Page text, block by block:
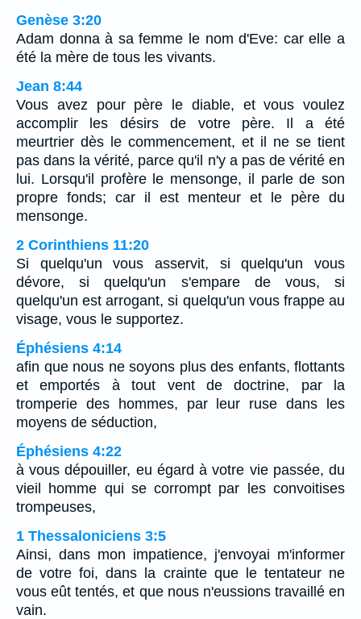
Genèse 3:20
Adam donna à sa femme le nom d'Eve: car elle a
été la mère de tous les vivants.
Jean 8:44
Vous avez pour père le diable, et vous voulez
accomplir les désirs de votre père. Il a été
meurtrier dès le commencement, et il ne se tient
pas dans la vérité, parce qu'il n'y a pas de vérité en
lui. Lorsqu'il profère le mensonge, il parle de son
propre fonds; car il est menteur et le père du
mensonge.
2 Corinthiens 11:20
Si quelqu'un vous asservit, si quelqu'un vous
dévore, si quelqu'un s'empare de vous, si
quelqu'un est arrogant, si quelqu'un vous frappe au
visage, vous le supportez.
Éphésiens 4:14
afin que nous ne soyons plus des enfants, flottants
et emportés à tout vent de doctrine, par la
tromperie des hommes, par leur ruse dans les
moyens de séduction,
Éphésiens 4:22
à vous dépouiller, eu égard à votre vie passée, du
vieil homme qui se corrompt par les convoitises
trompeuses,
1 Thessaloniciens 3:5
Ainsi, dans mon impatience, j'envoyai m'informer
de votre foi, dans la crainte que le tentateur ne
vous eût tentés, et que nous n'eussions travaillé en
vain.